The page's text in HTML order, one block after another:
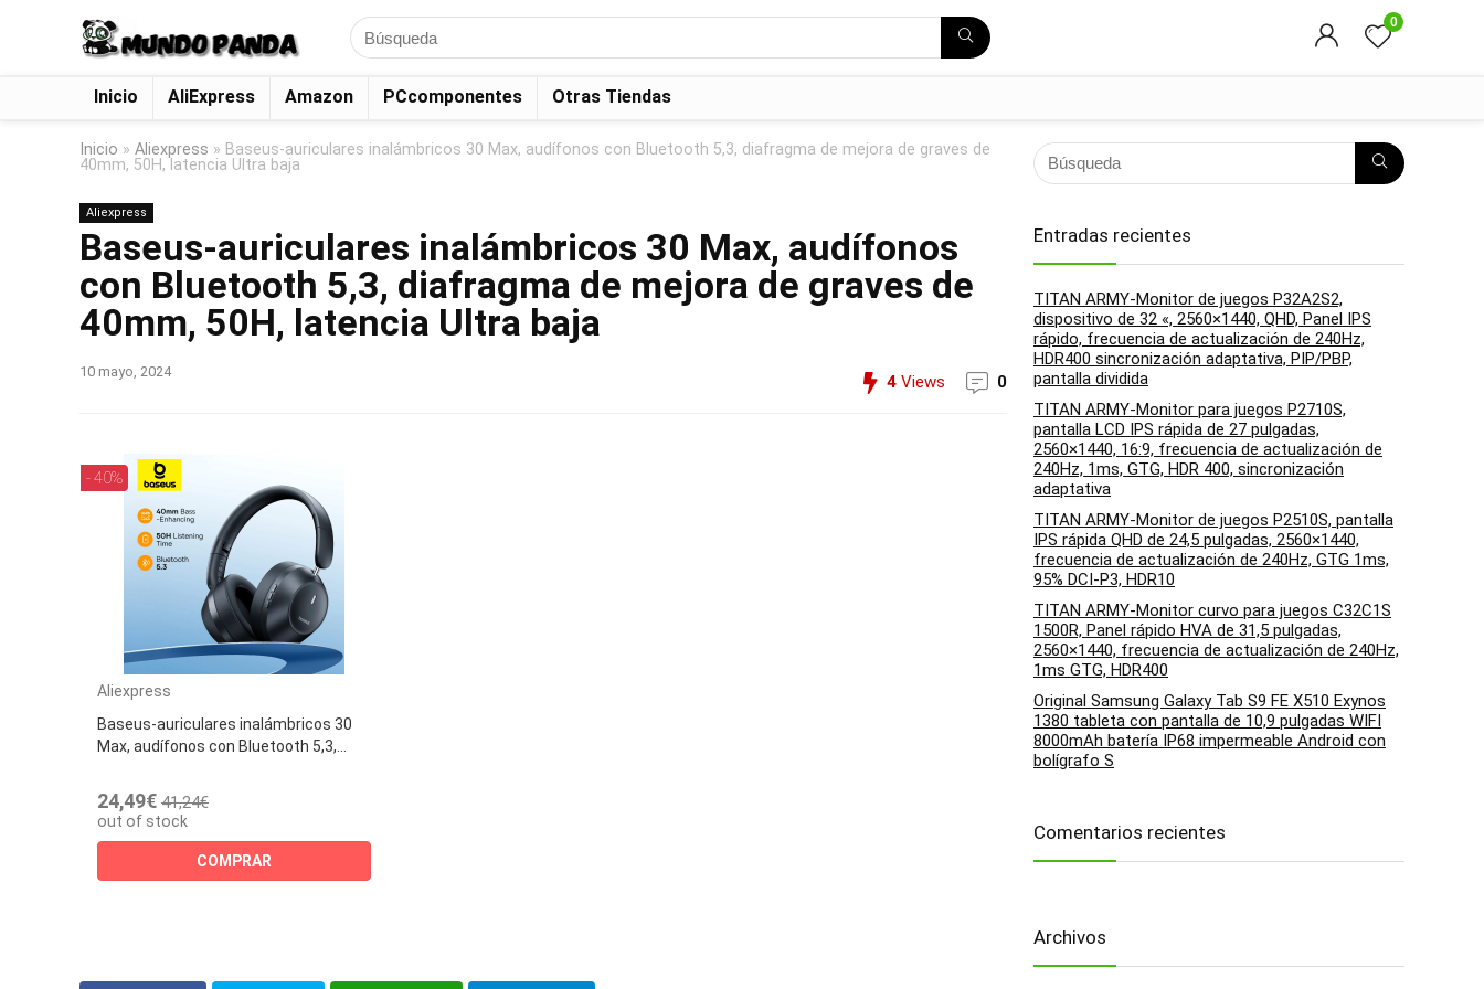
Search
for:
0
Inicio AliExpress Amazon PCcomponentes Otras Tiendas
Inicio » Aliexpress » Baseus-auriculares inalámbricos 30 Max, audífonos con Bluetooth 5,3, diafragma de mejora de graves de
40mm, 50H, latencia Ultra baja
Aliexpress
Baseus-auriculares inalámbricos 30 Max, audífonos
con Bluetooth 5,3, diafragma de mejora de graves de
40mm, 50H, latencia Ultra baja
10 mayo, 2024
4 Views 0
- 40%
Aliexpress
Baseus-auriculares inalámbricos 30
Max, audífonos con Bluetooth 5,3,...
24,49€ 41,24€
out of stock
COMPRAR
Entradas recientes
TITAN ARMY-Monitor de juegos P32A2S2,
dispositivo de 32 «, 2560×1440, QHD, Panel IPS
rápido, frecuencia de actualización de 240Hz,
HDR400 sincronización adaptativa, PIP/PBP,
pantalla dividida
TITAN ARMY-Monitor para juegos P2710S,
pantalla LCD IPS rápida de 27 pulgadas,
2560×1440, 16:9, frecuencia de actualización de
240Hz, 1ms, GTG, HDR 400, sincronización
adaptativa
TITAN ARMY-Monitor de juegos P2510S, pantalla
IPS rápida QHD de 24,5 pulgadas, 2560×1440,
frecuencia de actualización de 240Hz, GTG 1ms,
95% DCI-P3, HDR10
TITAN ARMY-Monitor curvo para juegos C32C1S
1500R, Panel rápido HVA de 31,5 pulgadas,
2560×1440, frecuencia de actualización de 240Hz,
1ms GTG, HDR400
Original Samsung Galaxy Tab S9 FE X510 Exynos
1380 tableta con pantalla de 10,9 pulgadas WIFI
8000mAh batería IP68 impermeable Android con
bolígrafo S
Comentarios recientes
Archivos